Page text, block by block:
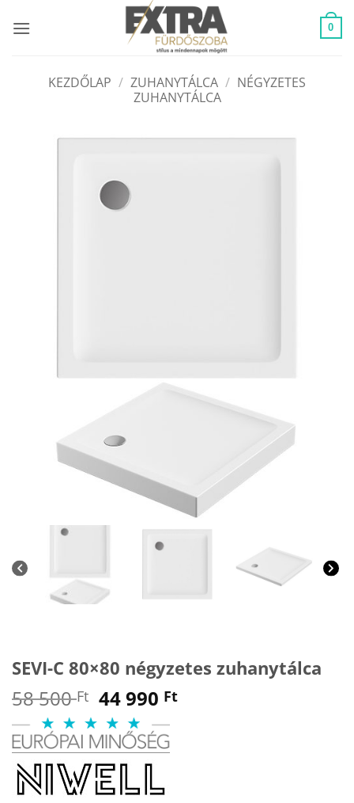
0
KEZDŐLAP / ZUHANYTÁLCA / NÉGYZETES
ZUHANYTÁLCA
SEVI-C 80×80 négyzetes zuhanytálca
58 500Ft Original
price
was:
58
500 Ft.
44 990 FtCurrent